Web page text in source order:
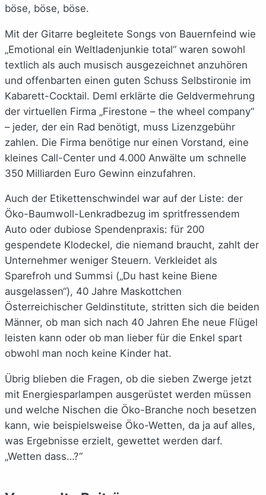
böse, böse, böse.
Mit der Gitarre begleitete Songs von Bauernfeind wie
„Emotional ein Weltladenjunkie total“ waren sowohl
textlich als auch musisch ausgezeichnet anzuhören
und offenbarten einen guten Schuss Selbstironie im
Kabarett-Cocktail. Deml erklärte die Geldvermehrung
der virtuellen Firma „Firestone – the wheel company“
– jeder, der ein Rad benötigt, muss Lizenzgebühr
zahlen. Die Firma benötige nur einen Vorstand, eine
kleines Call-Center und 4.000 Anwälte um schnelle
350 Milliarden Euro Gewinn einzufahren.
Auch der Etikettenschwindel war auf der Liste: der
Öko-Baumwoll-Lenkradbezug im spritfressendem
Auto oder dubiose Spendenpraxis: für 200
gespendete Klodeckel, die niemand braucht, zahlt der
Unternehmer weniger Steuern. Verkleidet als
Sparefroh und Summsi („Du hast keine Biene
ausgelassen“), 40 Jahre Maskottchen
Österreichischer Geldinstitute, stritten sich die beiden
Männer, ob man sich nach 40 Jahren Ehe neue Flügel
leisten kann oder ob man lieber für die Enkel spart
obwohl man noch keine Kinder hat.
Übrig blieben die Fragen, ob die sieben Zwerge jetzt
mit Energiesparlampen ausgerüstet werden müssen
und welche Nischen die Öko-Branche noch besetzen
kann, wie beispielsweise Öko-Wetten, da ja auf alles,
was Ergebnisse erzielt, gewettet werden darf.
„Wetten dass…?“